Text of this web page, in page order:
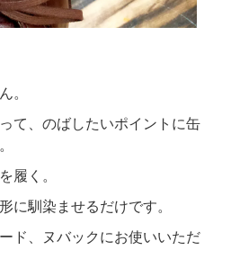
。
て、のばしたいポイントに缶
履く。
に馴染ませるだけです。
ド、ヌバックにお使いいただ